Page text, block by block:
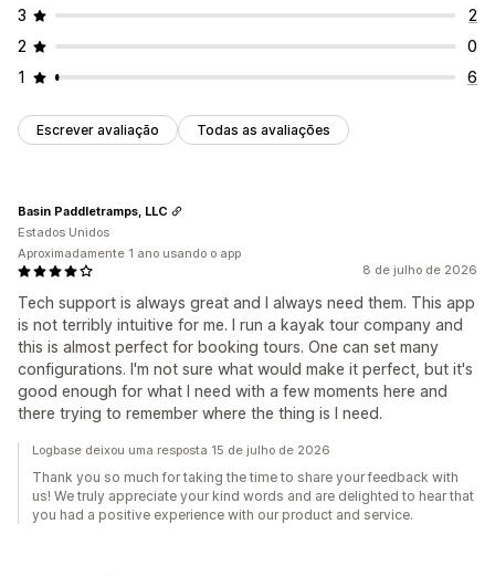
3
2
2
0
1
6
Escrever avaliação Todas as avaliações
8 de julho de 2026
Tech support is always great and I always need them. This app
is not terribly intuitive for me. I run a kayak tour company and
this is almost perfect for booking tours. One can set many
configurations. I'm not sure what would make it perfect, but it's
good enough for what I need with a few moments here and
there trying to remember where the thing is I need.
Basin Paddletramps, LLC
Estados Unidos
Aproximadamente 1 ano usando o app
Logbase deixou uma resposta 15 de julho de 2026
Thank you so much for taking the time to share your feedback with
us! We truly appreciate your kind words and are delighted to hear that
you had a positive experience with our product and service.